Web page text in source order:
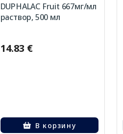
DUPHALAC Fruit 667мг/мл
раствор, 500 мл
14.83 €
В корзину